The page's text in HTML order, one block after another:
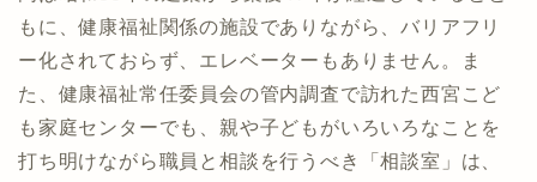
もに、健康福祉関係の施設でありながら、バリアフリ
ー化されておらず、エレベーターもありません。ま
た、健康福祉常任委員会の管内調査で訪れた西宮こど
も家庭センターでも、親や子どもがいろいろなことを
打ち明けながら職員と相談を行うべき「相談室」は、